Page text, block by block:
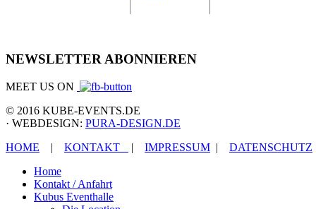
NEWSLETTER ABONNIEREN
MEET US ON
© 2016 KUBE-EVENTS.DE
· WEBDESIGN: PURA-DESIGN.DE
HOME | KONTAKT | IMPRESSUM | DATENSCHUTZ
Home
Kontakt / Anfahrt
Kubus Eventhalle